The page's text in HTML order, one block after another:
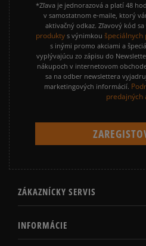
*Zľava je jednorazová a platí 48
v samostatnom e-maile, ktorý
aktivačný odkaz. Zľavový kód
produkty s výnimkou špeciálnych
s inými promo akciami a
vyplývajúcu zo zápisu do
nákupoch v internetovom
sa na odber newslettera
marketingových informácií.
predajných
ZÁKAZNÍCKY SERVIS
INFORMÁCIE